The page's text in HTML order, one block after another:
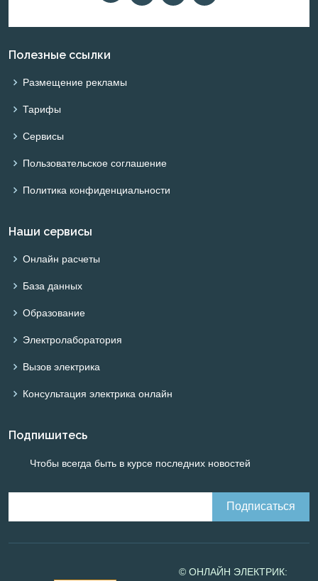
Полезные ссылки
Размещение рекламы
Тарифы
Сервисы
Пользовательское соглашение
Политика конфиденциальности
Наши сервисы
Онлайн расчеты
База данных
Образование
Электролаборатория
Вызов электрика
Консультация электрика онлайн
Подпишитесь
Чтобы всегда быть в курсе последних новостей
© ОНЛАЙН ЭЛЕКТРИК: